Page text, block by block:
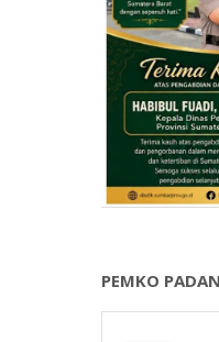
PEMKO